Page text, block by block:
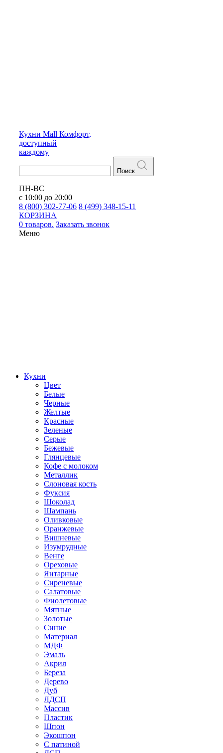
Кухни Mall Комфорт,
доступный
каждому
Поиск
ПН-ВС
с 10:00 до 20:00
8 (800) 302-77-06 8 (499) 348-15-11
КОРЗИНА
0 товаров. Заказать звонок
Меню
Кухни
Цвет
Белые
Черные
Желтые
Красные
Зеленые
Серые
Бежевые
Глянцевые
Кофе с молоком
Металлик
Слоновая кость
Фуксия
Шоколад
Шампань
Оливковые
Оранжевые
Вишневые
Изумрудные
Венге
Ореховые
Янтарные
Сиреневые
Салатовые
Фиолетовые
Мятные
Золотые
Синие
Материал
МДФ
Эмаль
Акрил
Береза
Дерево
Дуб
ЛДСП
Массив
Пластик
Шпон
Экошпон
С патиной